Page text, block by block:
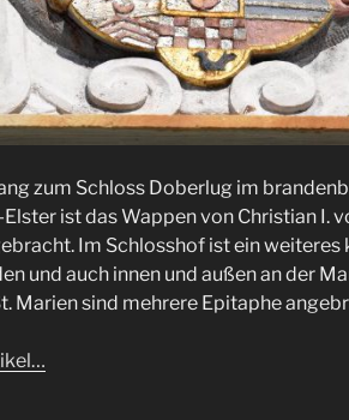
zum Schloss Doberlug im
ist das Wappen von Christian I.
Im Schlosshof ist ein weiteres
und auch innen und außen an der
Marien sind mehrere Epitaphe